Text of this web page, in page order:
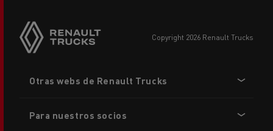
copyright 2026 Renault Trucks
menu
Otras webs de Renault Trucks
Para nuestros socios